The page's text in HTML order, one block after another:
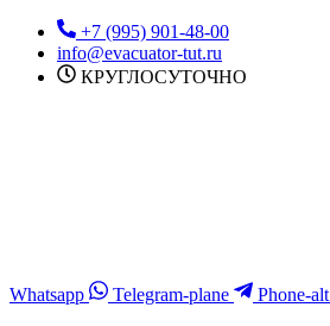
Перейти
содержимому
+7 (995) 901-48-00
info@evacuator-tut.ru
КРУГЛОСУТОЧНО
Whatsapp Telegram-plane Phone-alt